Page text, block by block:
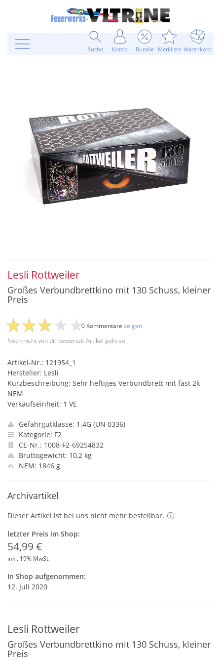
Suche Konto Bundle Merkliste Warenkorb
Lesli Rottweiler
Großes Verbundbrettkino mit 130 Schuss, kleiner
Preis
Noch nicht von dir bewertet: Artikel geht so
0 Kommentare zeigen
Artikel-Nr.: 121954_1
Hersteller: Lesli
Kurzbeschreibung: Sehr heftiges Verbundbrett mit fast 2k
NEM
Verkaufseinheit: 1 VE
Gefahrgutklasse: 1.4G (UN 0336)
Kategorie: F2
CE-Nr.: 1008-F2-69254832
Bruttogewicht: 10,2 kg
NEM: 1846 g
Archivartikel
Dieser Artikel ist bei uns nicht mehr bestellbar.
letzter Preis im Shop:
54,99 €
inkl. 19% MwSt.
In Shop aufgenommen:
12. Juli 2020
Lesli Rottweiler
Großes Verbundbrettkino mit 130 Schuss, kleiner
Preis